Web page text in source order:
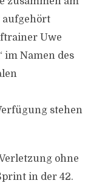
aufgehört
Uwe
im Namen des
stehen
ohne
in der 42.